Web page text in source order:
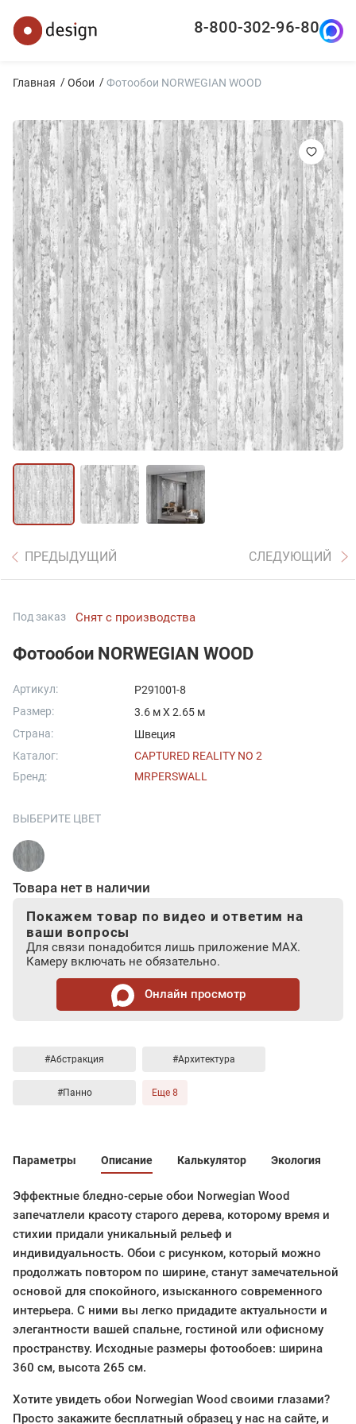
8-800-302-96-80
Главная Обои Фотообои NORWEGIAN WOOD
ПРЕДЫДУЩИЙ СЛЕДУЮЩИЙ
Под заказ Снят с производства
Фотообои NORWEGIAN WOOD
Артикул:
P291001-8
Размер:
3.6 м X 2.65 м
Страна:
Швеция
Каталог:
CAPTURED REALITY NO 2
Бренд:
MRPERSWALL
ВЫБЕРИТЕ ЦВЕТ
Товара нет в наличии
Покажем товар по видео и ответим на
ваши вопросы
Для связи понадобится лишь приложение MAX.
Камеру включать не обязательно.
Онлайн просмотр
#Абстракция #Архитектура
#Панно Еще 8
Параметры Описание Калькулятор Экология
Эффектные бледно-серые обои Norwegian Wood
запечатлели красоту старого дерева, которому время и
стихии придали уникальный рельеф и
индивидуальность. Обои с рисунком, который можно
продолжать повтором по ширине, станут замечательной
основой для спокойного, изысканного современного
интерьера. С ними вы легко придадите актуальности и
элегантности вашей спальне, гостиной или офисному
пространству. Исходные размеры фотообоев: ширина
360 см, высота 265 см.
Хотите увидеть обои Norwegian Wood своими глазами?
Просто закажите бесплатный образец у нас на сайте, и